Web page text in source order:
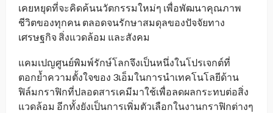
เคยหยุดที่จะคิดค้นนวัตกรรมใหม่ๆ เพื่อพัฒนาคุณภาพ
ชีวิตของทุกคน ตลอดจนรักษาสมดุลของปัจจัยทาง
เศรษฐกิจ สิ่งแวดล้อม และสังคม
แคมเปญศูนย์พิมพ์รักษ์โลกจึงเป็นหนึ่งในโปรเจกต์ที่
ตอกย้ำความตั้งใจของ 3เอ็มในการนำเทคโนโลยีด้าน
ฟิล์มกราฟิกที่ปลอดสารเคมีมาใช้เพื่อลดผลกระทบต่อสิ่ง
แวดล้อม อีกทั้งยังเป็นการเพิ่มตัวเลือกในงานกราฟิกต่างๆ